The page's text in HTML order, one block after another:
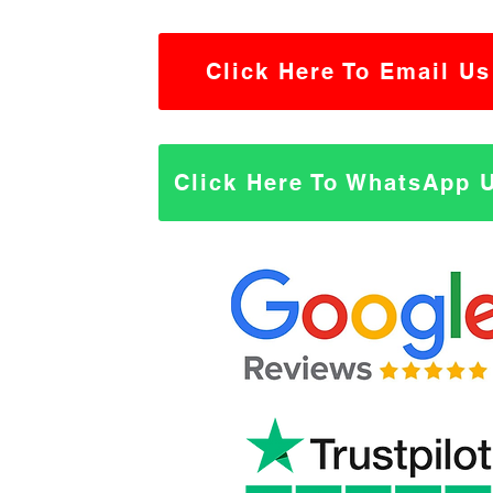
Click Here To Email Us
Click Here To WhatsApp